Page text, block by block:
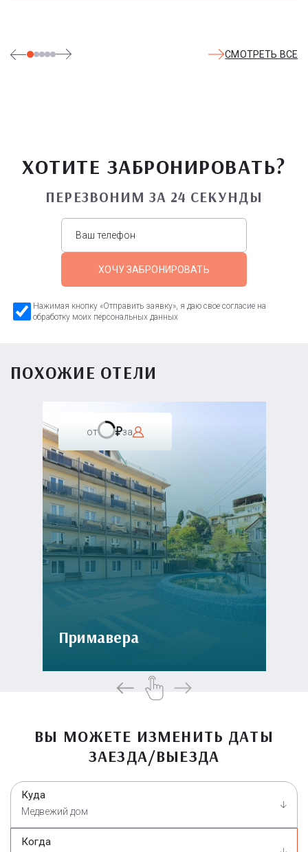
СМОТРЕТЬ ВСЕ
ХОТИТЕ ЗАБРОНИРОВАТЬ?
ПЕРЕЗВОНИМ ЗА 24 СЕКУНДЫ
ХОЧУ ЗАБРОНИРОВАТЬ
Нажимая кнопку «Отправить заявку», я даю свое согласие на
обработку моих персональных данных
ПОХОЖИЕ ОТЕЛИ
от за
Примавера
ВЫ МОЖЕТЕ ИЗМЕНИТЬ ДАТЫ
ЗАЕЗДА/ВЫЕЗДА
Куда
Медвежий дом
Когда